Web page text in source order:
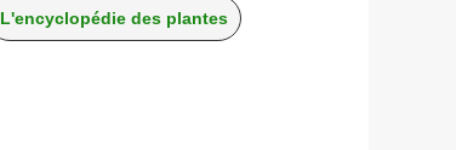
L'encyclopédie des plantes